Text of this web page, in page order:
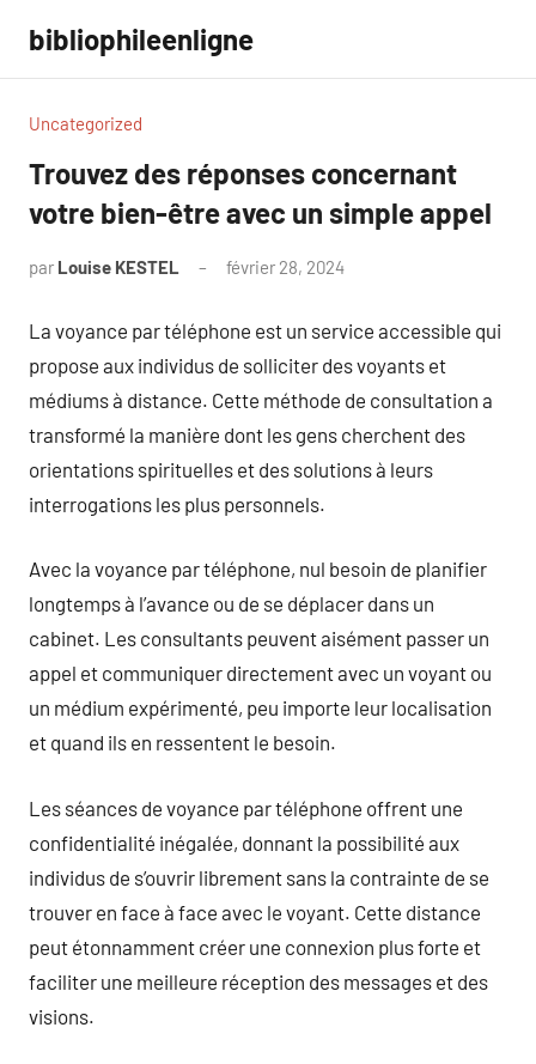
contenu
bibliophileenligne
Uncategorized
Trouvez des réponses concernant
votre bien-être avec un simple appel
par Louise KESTEL février 28, 2024
La voyance par téléphone est un service accessible qui
propose aux individus de solliciter des voyants et
médiums à distance. Cette méthode de consultation a
transformé la manière dont les gens cherchent des
orientations spirituelles et des solutions à leurs
interrogations les plus personnels.
Avec la voyance par téléphone, nul besoin de planifier
longtemps à l’avance ou de se déplacer dans un
cabinet. Les consultants peuvent aisément passer un
appel et communiquer directement avec un voyant ou
un médium expérimenté, peu importe leur localisation
et quand ils en ressentent le besoin.
Les séances de voyance par téléphone offrent une
confidentialité inégalée, donnant la possibilité aux
individus de s’ouvrir librement sans la contrainte de se
trouver en face à face avec le voyant. Cette distance
peut étonnamment créer une connexion plus forte et
faciliter une meilleure réception des messages et des
visions.